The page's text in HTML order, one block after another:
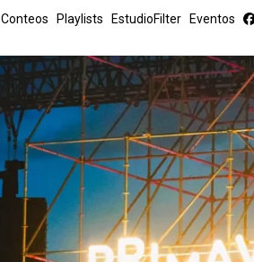
Conteos Playlists EstudioFilter Eventos